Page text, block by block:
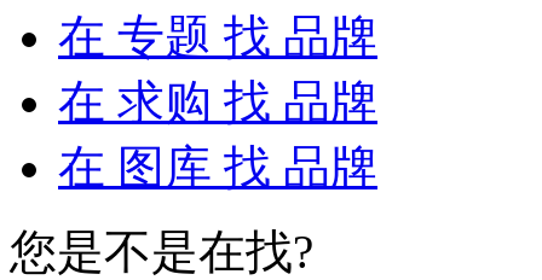
在 专题 找 品牌
在 求购 找 品牌
在 图库 找 品牌
您是不是在找?